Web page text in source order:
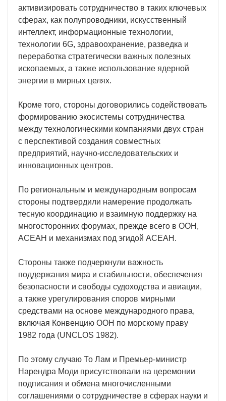
активизировать сотрудничество в таких ключевых
сферах, как полупроводники, искусственный
интеллект, информационные технологии,
технологии 6G, здравоохранение, разведка и
переработка стратегически важных полезных
ископаемых, а также использование ядерной
энергии в мирных целях.
Кроме того, стороны договорились содействовать
формированию экосистемы сотрудничества
между технологическими компаниями двух стран
с перспективой создания совместных
предприятий, научно-исследовательских и
инновационных центров.
По региональным и международным вопросам
стороны подтвердили намерение продолжать
тесную координацию и взаимную поддержку на
многосторонних форумах, прежде всего в ООН,
АСЕАН и механизмах под эгидой АСЕАН.
Стороны также подчеркнули важность
поддержания мира и стабильности, обеспечения
безопасности и свободы судоходства и авиации,
а также урегулирования споров мирными
средствами на основе международного права,
включая Конвенцию ООН по морскому праву
1982 года (UNCLOS 1982).
По этому случаю То Лам и Премьер-министр
Нарендра Моди присутствовали на церемонии
подписания и обмена многочисленными
соглашениями о сотрудничестве в сферах науки и